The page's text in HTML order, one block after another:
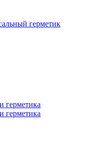
герметик
герметика
герметика